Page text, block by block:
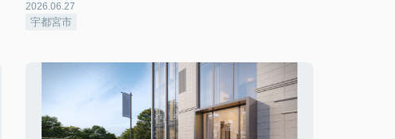
2026.06.27
宇都宮市